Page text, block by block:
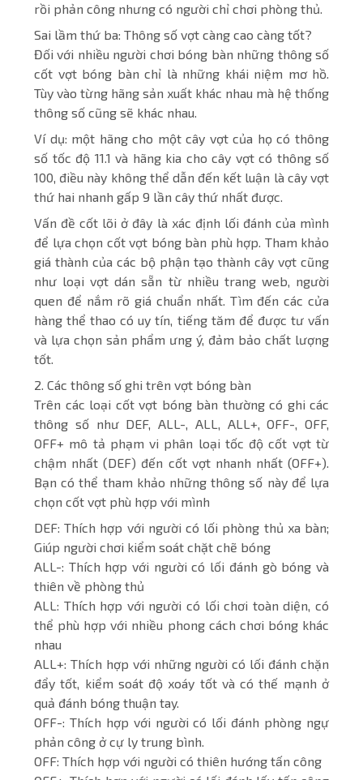
rồi phản công nhưng có người chỉ chơi phòng thủ.
Sai lầm thứ ba: Thông số vợt càng cao càng tốt?
Đối với nhiều người chơi bóng bàn những thông số
cốt vợt bóng bàn chỉ là những khái niệm mơ hồ.
Tùy vào từng hãng sản xuất khác nhau mà hệ thống
thông số cũng sẽ khác nhau.
Ví dụ: một hãng cho một cây vợt của họ có thông
số tốc độ 11.1 và hãng kia cho cây vợt có thông số
100, điều này không thể dẫn đến kết luận là cây vợt
thứ hai nhanh gấp 9 lần cây thứ nhất được.
Vấn đề cốt lõi ở đây là xác định lối đánh của mình
để lựa chọn cốt vợt bóng bàn phù hợp. Tham khảo
giá thành của các bộ phận tạo thành cây vợt cũng
như loại vợt dán sẵn từ nhiều trang web, người
quen để nắm rõ giá chuẩn nhất. Tìm đến các cửa
hàng thể thao có uy tín, tiếng tăm để được tư vấn
và lựa chọn sản phẩm ưng ý, đảm bảo chất lượng
tốt.
2. Các thông số ghi trên vợt bóng bàn
Trên các loại cốt vợt bóng bàn thường có ghi các
thông số như DEF, ALL-, ALL, ALL+, OFF-, OFF,
OFF+ mô tả phạm vi phân loại tốc độ cốt vợt từ
chậm nhất (DEF) đến cốt vợt nhanh nhất (OFF+).
Bạn có thể tham khảo những thông số này để lựa
chọn cốt vợt phù hợp với mình
DEF: Thích hợp với người có lối phòng thủ xa bàn;
Giúp người chơi kiểm soát chặt chẽ bóng
ALL-: Thích hợp với người có lối đánh gò bóng và
thiên về phòng thủ
ALL: Thích hợp với người có lối chơi toàn diện, có
thể phù hợp với nhiều phong cách chơi bóng khác
nhau
ALL+: Thích hợp với những người có lối đánh chặn
đẩy tốt, kiểm soát độ xoáy tốt và có thế mạnh ở
quả đánh bóng thuận tay.
OFF-: Thích hợp với người có lối đánh phòng ngự
phản công ở cự ly trung bình.
OFF: Thích hợp với người có thiên hướng tấn công